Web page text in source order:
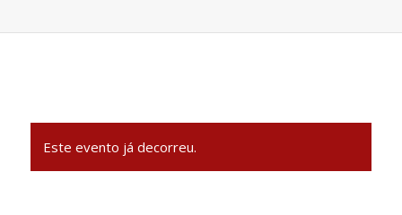
Este evento já decorreu.